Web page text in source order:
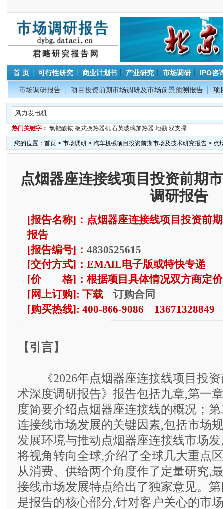
首 页 可行性研究 商业计划书 产业研究 市场调研 IPO咨
市场调研报告 项目投资前期市场调研及市场前景预测报告 项
热门关键字： 氯钯酸铵 板式换热器机 石英玻璃加热器 地勘 双支撑
您的位置： 首页> 市场调研> 汽车机械项目投资前期市场及技术研究报告> 点
点烟器座连接线项目投资前期
调研报告
[报告名称]：点烟器座连接线项目投资前
报告
[报告编号]： 4830525615
[交付方式]：EMAIL电子版或特快专递
[价 格]：根据项目具体情况双方商定
[网上订购]: 下载 订购合同
[购买热线]: 400-866-9086 13671328849
【引言】
《2026年点烟器座连接线项目投资
术深度调研报告》报告包括九章,第一
度简要介绍点烟器座连接线的概况；
连接线市场发展的关键因素,包括市场
发展环境与推动点烟器座连接线市场
将视角转向全球,介绍了全球几大重点
从消费、供给两个角度作了定量研究,
接线市场发展特点给出了独家意见。
是报告的核心部分,针对客户关心的市